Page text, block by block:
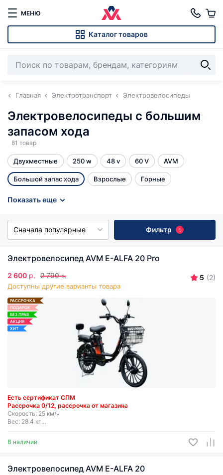
МЕНЮ
Каталог товаров
Главная Электротранспорт Электровелосипеды
Электровелосипеды с большим
запасом хода
81 товар
Двухместные 250 w 48 v 60 V AVM
Большой запас хода Взрослые Горные
Для пожилых
Права не нужны Складные Трехколесные
Показать еще
Сначала популярные Фильтр 1
Электровелосипед AVM E-ALFA 20 Pro
2 600 р. 2 790 р.
Доступны другие варианты товара
5 (2)
РАССРОЧКА
ПОДАРОК
БЕЗ ПРАВ
АКЦИЯ
ХИТ
Есть сертификат СПМ
Рассрочка 0/12, рассрочка от магазина
Скорость: 25 км/ч
Вес: 28.4 кг
Мощность: 250 Вт
Съемная батарея
В наличии
Электровелосипед AVM E-ALFA 20